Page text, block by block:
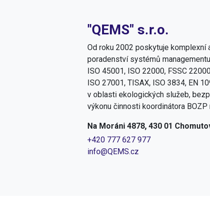
"QEMS" s.r.o.
Od roku 2002 poskytuje
poradenství systémů
ISO 45001, ISO 22000, FSSC
ISO 27001, TISAX, ISO 3834, EN
v oblasti ekologických služeb,
výkonu činnosti koordinátora BOZP
Na Moráni 4878, 430 01
+420 777 627 977
info@QEMS.cz